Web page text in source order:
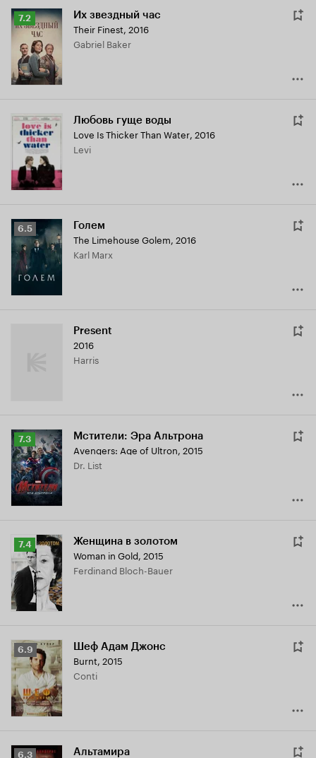
Рейтинг
Кинопоиска
7.2
7.2 Их звездный час
Their Finest, 2016
Gabriel Baker
Любовь гуще воды
Love Is Thicker Than Water, 2016
Levi
Рейтинг
Кинопоиска
6.5
6.5 Голем
The Limehouse Golem, 2016
Karl Marx
Present
2016
Harris
Рейтинг
Кинопоиска
7.3
7.3 Мстители: Эра Альтрона
Avengers: Age of Ultron, 2015
Dr. List
Рейтинг
Кинопоиска
7.4
7.4 Женщина в золотом
Woman in Gold, 2015
Ferdinand Bloch-Bauer
Рейтинг
Кинопоиска
6.9
6.9 Шеф Адам Джонс
Burnt, 2015
Conti
Рейтинг
6.3 Альтамира